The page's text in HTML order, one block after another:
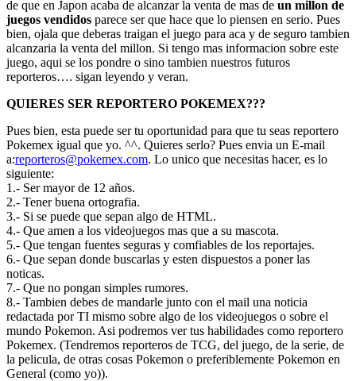
de que en Japon acaba de alcanzar la venta de mas de un millon de
juegos vendidos parece ser que hace que lo piensen en serio. Pues
bien, ojala que deberas traigan el juego para aca y de seguro tambien
alcanzaria la venta del millon. Si tengo mas informacion sobre este
juego, aqui se los pondre o sino tambien nuestros futuros
reporteros…. sigan leyendo y veran.
QUIERES SER REPORTERO POKEMEX???
Pues bien, esta puede ser tu oportunidad para que tu seas reportero
Pokemex igual que yo. ^^. Quieres serlo? Pues envia un E-mail
a:reporteros@pokemex.com. Lo unico que necesitas hacer, es lo
siguiente:
1.- Ser mayor de 12 años.
2.- Tener buena ortografia.
3.- Si se puede que sepan algo de HTML.
4.- Que amen a los videojuegos mas que a su mascota.
5.- Que tengan fuentes seguras y comfiables de los reportajes.
6.- Que sepan donde buscarlas y esten dispuestos a poner las
noticas.
7.- Que no pongan simples rumores.
8.- Tambien debes de mandarle junto con el mail una noticia
redactada por TI mismo sobre algo de los videojuegos o sobre el
mundo Pokemon. Asi podremos ver tus habilidades como reportero
Pokemex. (Tendremos reporteros de TCG, del juego, de la serie, de
la pelicula, de otras cosas Pokemon o preferiblemente Pokemon en
General (como yo)).